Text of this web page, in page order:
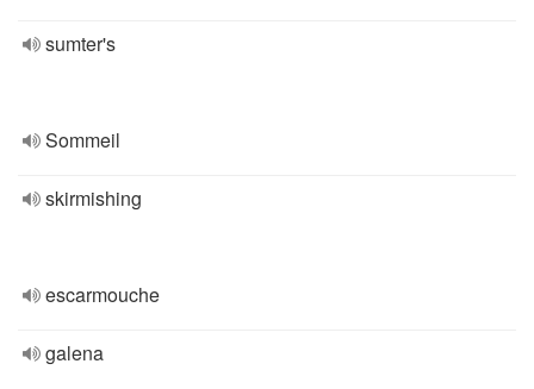
sumter's
Sommeil
skirmishing
escarmouche
galena